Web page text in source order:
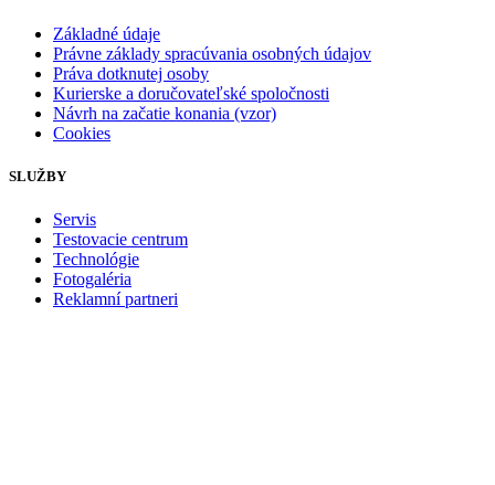
Základné údaje
Právne základy spracúvania osobných údajov
Práva dotknutej osoby
Kurierske a doručovateľské spoločnosti
Návrh na začatie konania (vzor)
Cookies
SLUŽBY
Servis
Testovacie centrum
Technológie
Fotogaléria
Reklamní partneri